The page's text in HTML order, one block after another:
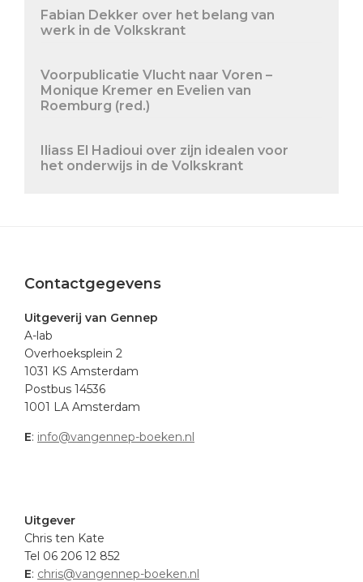
Fabian Dekker over het belang van
werk in de Volkskrant
Voorpublicatie Vlucht naar Voren –
Monique Kremer en Evelien van
Roemburg (red.)
Iliass El Hadioui over zijn idealen voor
het onderwijs in de Volkskrant
Footer
Contactgegevens
Uitgeverij van Gennep
A-lab
Overhoeksplein 2
1031 KS Amsterdam
Postbus 14536
1001 LA Amsterdam
E: info@vangennep-boeken.nl
Uitgever
Chris ten Kate
Tel 06 206 12 852
E: chris@vangennep-boeken.nl